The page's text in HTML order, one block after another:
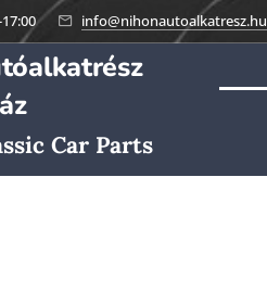
info@nihonautoalkatresz.hu
Car Parts